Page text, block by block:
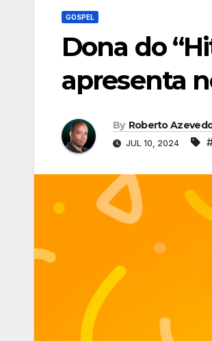
GOSPEL
Dona do
apresenta
By Roberto
JUL 10, 2024